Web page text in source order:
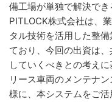
備工場が単独で解決で
PITLOCK株式会社は、
タル技術を活用した整
ており、今回の出資は
していくべきとの考え
リース車両のメンテナ
様に、本システムをご